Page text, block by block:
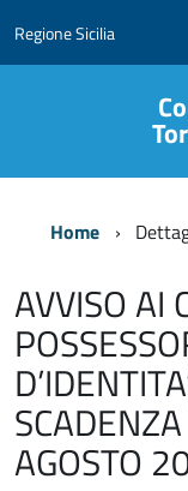
Regione Sicilia
Home
AVVISO AI
AGOSTO